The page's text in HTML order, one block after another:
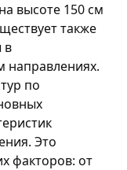
высоте 150 см
также
в
направлениях.
по
Это
факторов: от